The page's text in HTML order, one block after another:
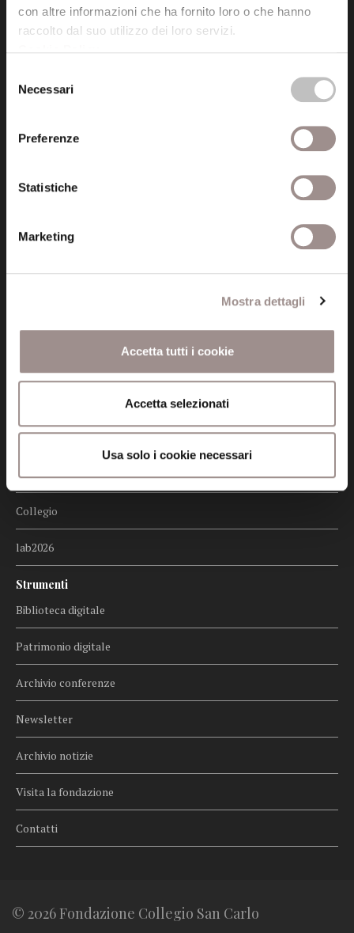
con altre informazioni che ha fornito loro o che hanno
raccolto dal suo utilizzo dei loro servizi.
delNecessari
Preferenze
Statistiche
Marketing
Mostra dettagli
Accetta tutti i cookie
Accetta selezionati
Usa solo i cookie necessari
Amministrazione trasparente
Privacy
Credits
Fondazione
Centro Studi Religiosi
Scuola Alti Studi
Collegio
lab2026
Strumenti
Biblioteca digitale
Patrimonio digitale
Archivio conferenze
Newsletter
Archivio notizie
Visita la fondazione
Contatti
© 2026 Fondazione Collegio San Carlo